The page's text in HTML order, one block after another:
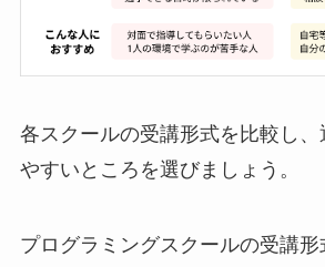
各スクールの受講形式を比較し
やすいところを選びましょう。
プログラミングスクールの受講